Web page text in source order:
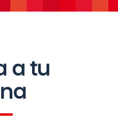
a tu